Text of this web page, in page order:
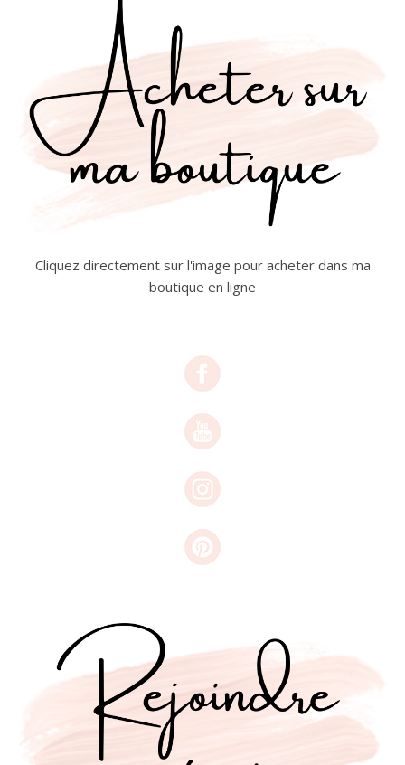
Cliquez directement sur l'image pour acheter dans ma
boutique en ligne